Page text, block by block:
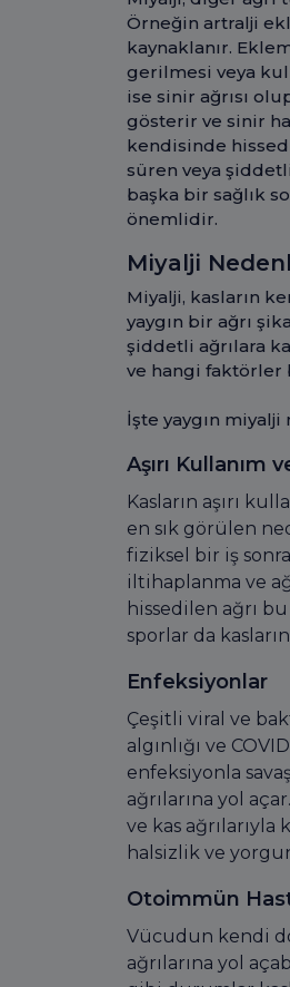
Örneğin artralji
kaynaklanır.
gerilmesi veya
ise sinir ağrısı
gösterir ve sinir
kendisinde
süren veya
başka bir sağlık
önemlidir.
Miyalji
Miyalji, kasların
yaygın bir ağrı
şiddetli ağrılara
ve hangi faktörler
İşte yaygın
Aşırı Kullanım
Kasların aşırı
en sık görülen
fiziksel bir iş
iltihaplanma ve
hissedilen ağrı
sporlar da
Enfeksiyonlar
Çeşitli viral ve
algınlığı ve
enfeksiyonla
ağrılarına yol
ve kas
halsizlik ve
Otoimmün
Vücudun kendi
ağrılarına yol